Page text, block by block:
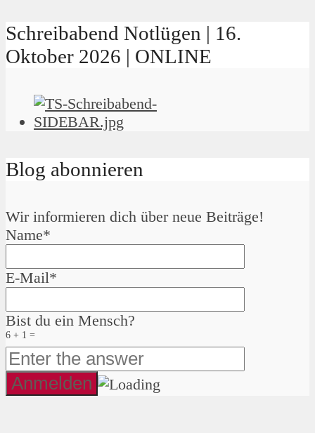
Schreibabend Notlügen | 16.
Oktober 2026 | ONLINE
Blog abonnieren
Wir informieren dich über neue Beiträge!
Name*
E-Mail*
Bist du ein Mensch?
6 + 1 =